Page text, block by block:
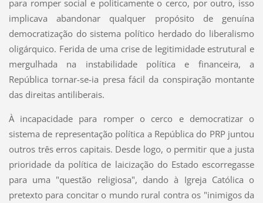
para romper social e politicamente o cerco, por outro, isso
implicava abandonar qualquer propósito de genuína
democratização do sistema político herdado do liberalismo
oligárquico. Ferida de uma crise de legitimidade estrutural e
mergulhada na instabilidade política e financeira, a
República tornar-se-ia presa fácil da conspiração montante
das direitas antiliberais.
À incapacidade para romper o cerco e democratizar o
sistema de representação política a República do PRP juntou
outros três erros capitais. Desde logo, o permitir que a justa
prioridade da política de laicização do Estado escorregasse
para uma "questão religiosa", dando à Igreja Católica o
pretexto para concitar o mundo rural contra os "inimigos da